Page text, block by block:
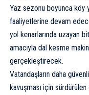
Yaz sezonu boyunca köy
faaliyetlerine devam
yol kenarlarında uzayan
amacıyla dal kesme
gerçekleştirecek.
Vatandaşların daha
kavuşması için